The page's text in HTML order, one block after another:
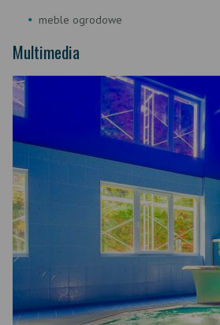
meble ogrodowe
Multimedia